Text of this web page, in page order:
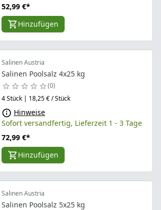
52,99 €*
Hinzufügen
Salinen Austria
Salinen Poolsalz 4x25 kg
0
4 Stück | 18,25 € / Stück
Hinweise
Sofort versandfertig, Lieferzeit 1 - 3 Tage
72,99 €*
Hinzufügen
Salinen Austria
Salinen Poolsalz 5x25 kg